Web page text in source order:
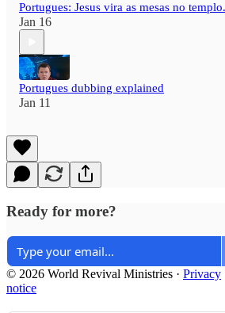
Portugues: Jesus vira as mesas no templo.
Jan 16
Portugues dubbing explained
Jan 11
Ready for more?
© 2026 World Revival Ministries · Privacy
notice